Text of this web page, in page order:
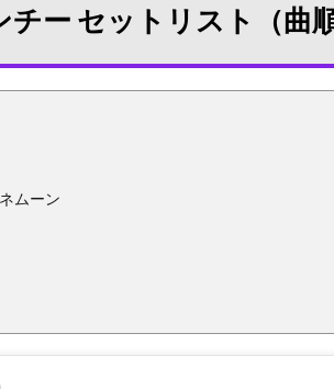
ー セットリスト（曲順
ムーン